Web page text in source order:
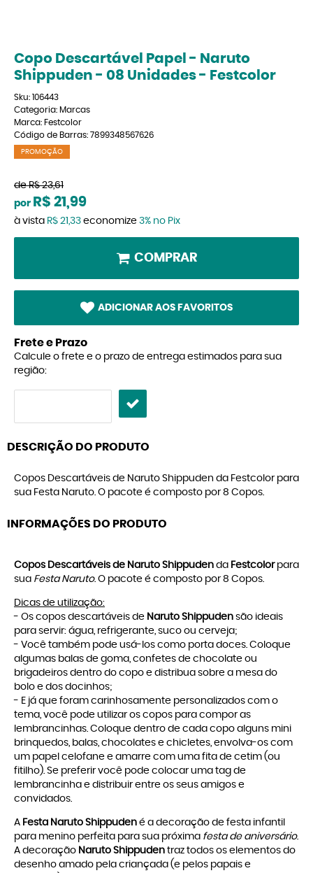
Copo Descartável Papel - Naruto
Shippuden - 08 Unidades - Festcolor
Sku: 106443
Categoria: Marcas
Marca: Festcolor
Código de Barras: 7899348567626
PROMOÇÃO
de R$ 23,61
por R$ 21,99
à vista R$ 21,33 economize 3% no Pix
COMPRAR
ADICIONAR AOS FAVORITOS
Frete e Prazo
Calcule o frete e o prazo de entrega estimados para sua
região:
DESCRIÇÃO DO PRODUTO
Copos Descartáveis de Naruto Shippuden da Festcolor para
sua Festa Naruto. O pacote é composto por 8 Copos.
INFORMAÇÕES DO PRODUTO
Copos Descartáveis de Naruto Shippuden da Festcolorpara
sua Festa Naruto. O pacote é composto por 8 Copos.
Dicas de utilização:
- Os copos descartáveis de Naruto Shippuden são ideais
para servir: água, refrigerante, suco ou cerveja;
- Você também pode usá-los como porta doces. Coloque
algumas balas de goma, confetes de chocolate ou
brigadeiros dentro do copo e distribua sobre a mesa do
bolo e dos docinhos;
- E já que foram carinhosamente personalizados com o
tema, você pode utilizar os copos para compor as
lembrancinhas. Coloque dentro de cada copo alguns mini
brinquedos, balas, chocolates e chicletes, envolva-os com
um papel celofane e amarre com uma fita de cetim (ou
fitilho). Se preferir você pode colocar uma tag de
lembrancinha e distribuir entre os seus amigos e
convidados.
A Festa Naruto Shippuden é a decoração de festa infantil
para menino perfeita para sua próxima festa de aniversário.
A decoração Naruto Shippuden traz todos os elementos do
desenho amado pela criançada (e pelos papais e